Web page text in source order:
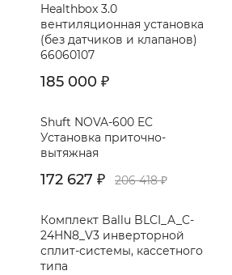
Healthbox 3.0
вентиляционная установка
(без датчиков и клапанов)
66060107
185 000 ₽
Shuft NOVA-600 EC
Установка приточно-
вытяжная
172 627 ₽ 206 418₽
Комплект Ballu BLCI_A_C-
24HN8_V3 инверторной
сплит-системы, кассетного
типа